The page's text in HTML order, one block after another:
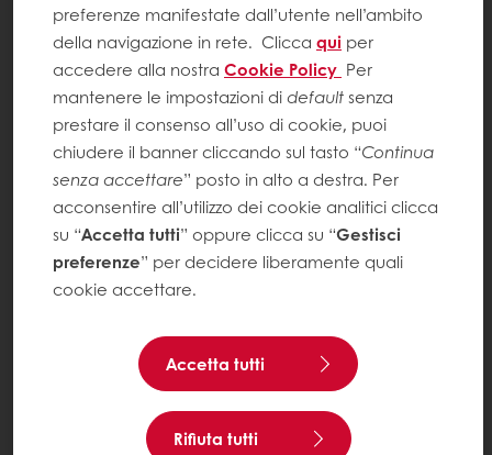
preferenze manifestate dall’utente nell’ambito
della navigazione in rete. Clicca qui per
accedere alla nostra Cookie Policy Per
mantenere le impostazioni didefaultsenza
prestare il consenso all’uso di cookie, puoi
chiudere il banner cliccando sul tasto “Continua
senza accettare” posto in alto a destra. Per
acconsentire all’utilizzo dei cookie analitici clicca
su “Accetta tutti” oppure clicca su “Gestisci
preferenze” per decidere liberamente quali
cookie accettare.
Accetta tutti
Rifiuta tutti